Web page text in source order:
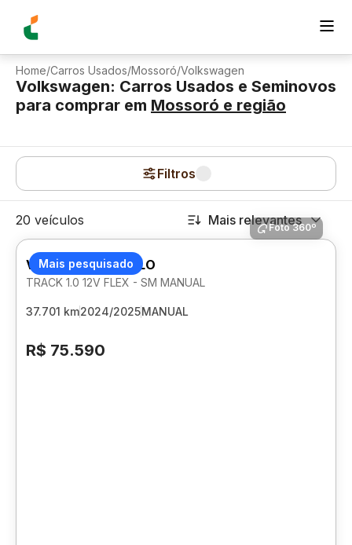
Home/Carros Usados/Mossoró/Volkswagen
Volkswagen: Carros Usados e Seminovos
para comprar em Mossoró e região
Filtros
20 veículos Mais relevantes
Mais pesquisado
Foto 360º
VOLKSWAGEN POLO
TRACK 1.0 12V FLEX - SM MANUAL
37.701 km2024/2025MANUAL
R$ 75.590